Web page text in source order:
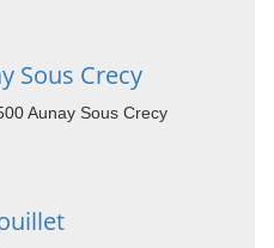
Sous Crecy
Aunay Sous Crecy